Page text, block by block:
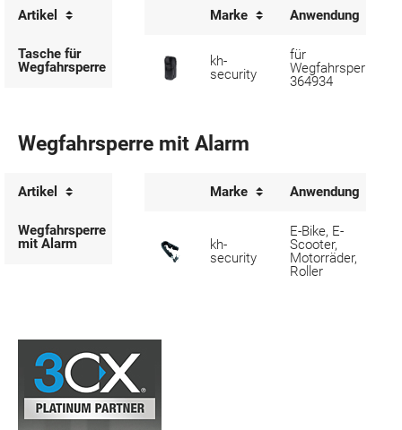
Artikel Marke Anwendung
Tasche für
Wegfahrsperre
kh-
security
für
Wegfahrsperre
364934
Wegfahrsperre mit Alarm
Artikel Marke Anwendung
Wegfahrsperre
mit Alarm
kh-
security
E-Bike, E-
Scooter,
Motorräder,
Roller